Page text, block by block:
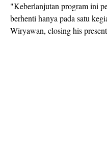
"Keberlanjutan program ini
berhenti hanya pada satu
Wiryawan, closing his